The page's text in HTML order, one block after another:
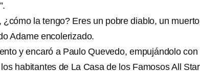
¿cómo la tengo? Eres un pobre diablo, un
Adame encolerizado.
y encaró a Paulo Quevedo, empujándolo con
habitantes de La Casa de los Famosos All